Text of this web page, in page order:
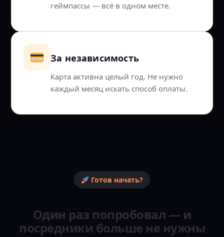
геймпассы — всё в одном месте.
За независимость
Карта активна целый год. Не нужно
каждый месяц искать способ оплаты.
Готов начать?
Один раз попробовал — и
посредники больше не нужны